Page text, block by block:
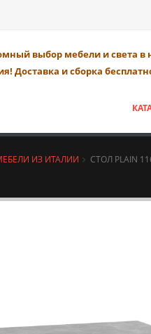
выбор мебели и света в
Доставка и сборка
ИЗ ИТАЛИИ СТОЛ PLAIN